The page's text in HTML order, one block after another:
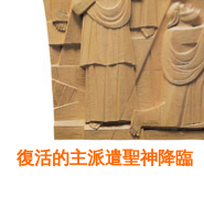
復活的主派遣聖神降臨